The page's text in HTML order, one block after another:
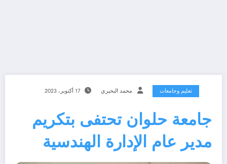
تعليم وجامعات محمد البحيري 17 أكتوبر، 2023
جامعة حلوان تحتفى بتكريم
مدير عام الإدارة الهندسية